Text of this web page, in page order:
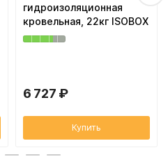
гидроизоляционная
кровельная, 22кг ISOBOX
6 727 ₽
Купить